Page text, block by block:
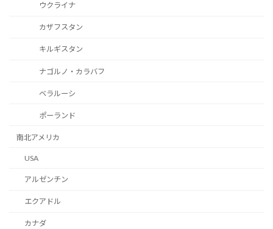
ウクライナ
カザフスタン
キルギスタン
ナゴルノ・カラバフ
ベラルーシ
ポーランド
南北アメリカ
USA
アルゼンチン
エクアドル
カナダ